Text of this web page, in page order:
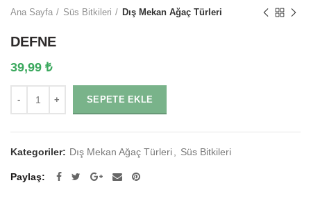
Ana Sayfa Süs Bitkileri Dış Mekan Ağaç Türleri
DEFNE
39,99 ₺
SEPETE EKLE
Kategoriler: Dış Mekan Ağaç Türleri Süs Bitkileri
Paylaş